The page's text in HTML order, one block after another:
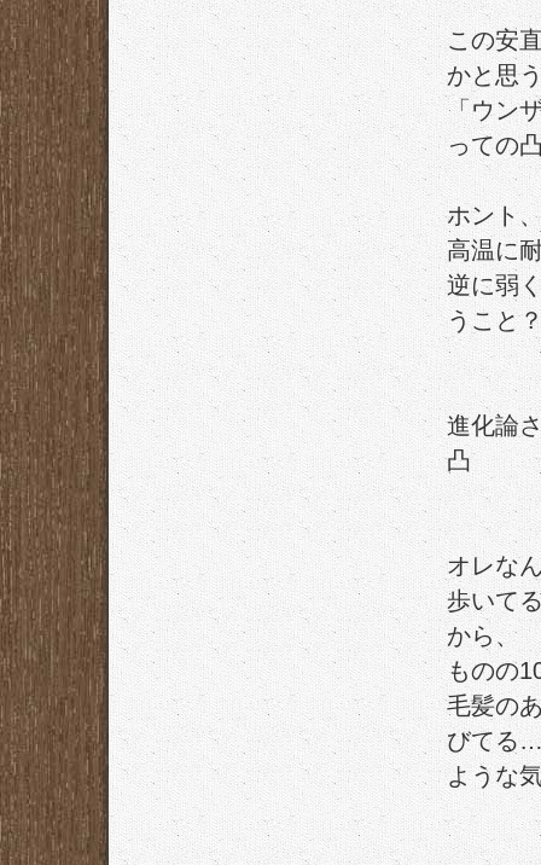
この安
かと思
「ウン
っての
ホント
高温に
逆に弱
うこと
進化論
凸
オレな
歩いて
から、
ものの
毛髪の
びてる
ような